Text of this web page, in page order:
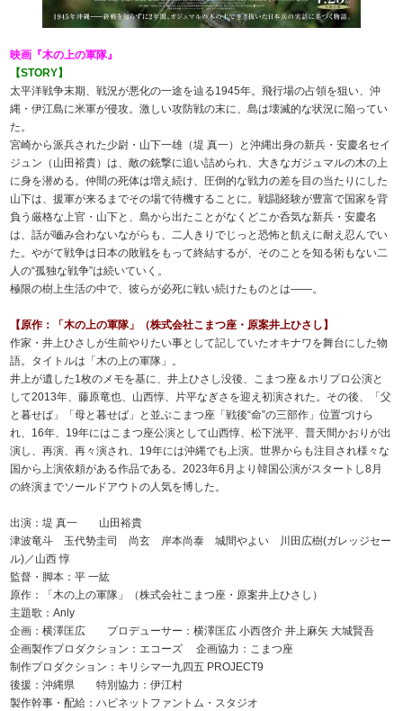
映画『木の上の軍隊』
【STORY】
太平洋戦争末期、戦況が悪化の一途を辿る1945年。飛行場の占領を狙い、沖
縄・伊江島に米軍が侵攻。激しい攻防戦の末に、島は壊滅的な状況に陥ってい
た。
宮崎から派兵された少尉・山下一雄（堤 真一）と沖縄出身の新兵・安慶名セイ
ジュン（山田裕貴）は、敵の銃撃に追い詰められ、大きなガジュマルの木の上
に身を潜める。仲間の死体は増え続け、圧倒的な戦力の差を目の当たりにした
山下は、援軍が来るまでその場で待機することに。戦闘経験が豊富で国家を背
負う厳格な上官・山下と、島から出たことがなくどこか呑気な新兵・安慶名
は、話が嚙み合わないながらも、二人きりでじっと恐怖と飢えに耐え忍んでい
た。やがて戦争は日本の敗戦をもって終結するが、そのことを知る術もない二
人の“孤独な戦争”は続いていく。
極限の樹上生活の中で、彼らが必死に戦い続けたものとは――。
【原作：「木の上の軍隊」（株式会社こまつ座・原案井上ひさし】
作家・井上ひさしが生前やりたい事として記していたオキナワを舞台にした物
語。タイトルは「木の上の軍隊」。
井上が遺した1枚のメモを基に、井上ひさし没後、こまつ座＆ホリプロ公演と
して2013年、藤原竜也、山西惇、片平なぎさを迎え初演された。その後、「父
と暮せば」「母と暮せば」と並ぶこまつ座「戦後“命”の三部作」位置づけら
れ、16年、19年にはこまつ座公演として山西惇、松下洸平、普天間かおりが出
演し、再演、再々演され、19年には沖縄でも上演。世界からも注目され様々な
国から上演依頼がある作品である。2023年6月より韓国公演がスタートし8月
の終演までソールドアウトの人気を博した。
出演：堤 真一 山田裕貴
津波竜斗 玉代㔟圭司 尚玄 岸本尚泰 城間やよい 川田広樹(ガレッジセー
ル)／山西 惇
監督・脚本：平 一紘
原作：「木の上の軍隊」（株式会社こまつ座・原案井上ひさし）
主題歌：Anly
企画：横澤匡広 プロデューサー：横澤匡広 小西啓介 井上麻矢 大城賢吾
企画製作プロダクション：エコーズ 企画協力：こまつ座
制作プロダクション：キリシマ一九四五 PROJECT9
後援：沖縄県 特別協力：伊江村
製作幹事・配給：ハピネットファントム・スタジオ